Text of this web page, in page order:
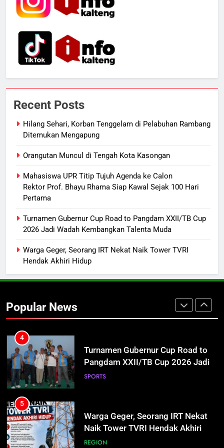
Recent Posts
Hilang Sehari, Korban Tenggelam di Pelabuhan Rambang
Ditemukan Mengapung
Orangutan Muncul di Tengah Kota Kasongan
Mahasiswa UPR Titip Tujuh Agenda ke Calon
Rektor Prof. Bhayu Rhama Siap Kawal Sejak 100 Hari
Pertama
Turnamen Gubernur Cup Road to Pangdam XXII/TB Cup
2026 Jadi Wadah Kembangkan Talenta Muda
Warga Geger, Seorang IRT Nekat Naik Tower TVRI
Hendak Akhiri Hidup
Popular News
7
Sistem Listrik Kalselteng Masih
7 Hari
ECONOMY
SPBU Sampit Segera Terurai
ECONOMY
1
di Pelabuhan Rambang Ditemukan
Mengapung
REGION
2
Orangutan Muncul di Tengah Kota
Kasongan
Mahasiswa UPR Titip Tujuh
Bhayu Rhama Siap Kawal Sejak
100 Hari Pertama
4
Turnamen Gubernur Cup Road to
Pangdam XXII/TB Cup 2026 Jadi
SPORTS
5
Warga Geger, Seorang IRT Nekat
Naik Tower TVRI Hendak Akhiri
REGION